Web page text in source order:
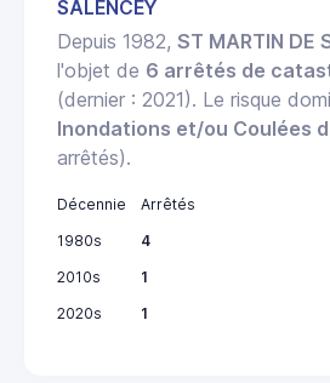
SALENCEY
Depuis 1982, ST MARTIN DE
l'objet de 6 arrêtés de
(dernier : 2021). Le risque
Inondations et/ou Coulées
arrêtés).
Décennie
Arrêtés
1980s
4
2010s
1
2020s
1